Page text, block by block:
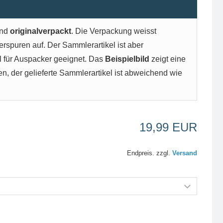
originalverpackt. Die Verpackung weisst
auf. Der Sammlerartikel ist aber
Auspacker geeignet. Das Beispielbild zeigt eine
der gelieferte Sammlerartikel ist abweichend wie
19,99 EUR
Endpreis. zzgl. Versand